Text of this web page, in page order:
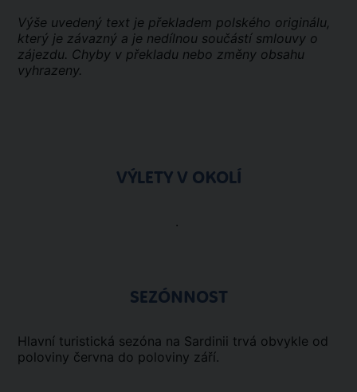
Výše uvedený text je překladem polského originálu,
který je závazný a je nedílnou součástí smlouvy o
zájezdu. Chyby v překladu nebo změny obsahu
vyhrazeny.
VÝLETY V OKOLÍ
.
SEZÓNNOST
Hlavní turistická sezóna na Sardinii trvá obvykle od
poloviny června do poloviny září.